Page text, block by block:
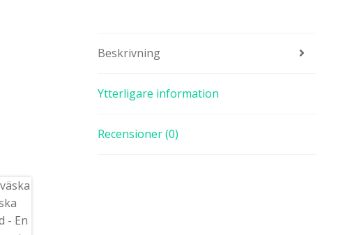
Beskrivning
Ytterligare information
Recensioner (0)